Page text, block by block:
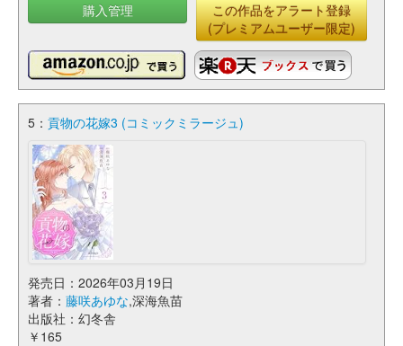
購入管理
この作品をアラート登録
(プレミアムユーザー限定)
5： 貢物の花嫁3 (コミックミラージュ)
発売日：2026年03月19日
著者： 藤咲あゆな,深海魚苗
出版社：幻冬舎
￥165